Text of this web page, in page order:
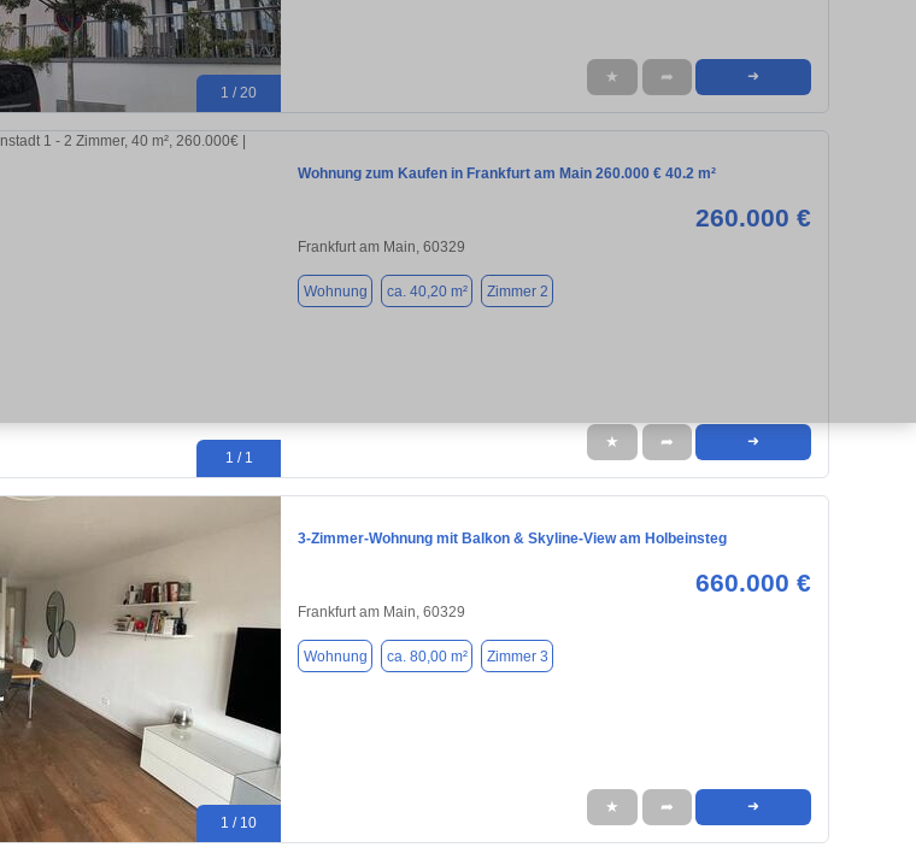
1 / 20
★ ➦ ➜
1 / 1
Wohnung zum Kaufen in Frankfurt am Main 260.000 € 40.2 m²
260.000 €
Frankfurt am Main, 60329
Wohnung ca. 40,20 m² Zimmer 2
★ ➦ ➜
1 / 10
3-Zimmer-Wohnung mit Balkon & Skyline-View am Holbeinsteg
660.000 €
Frankfurt am Main, 60329
Wohnung ca. 80,00 m² Zimmer 3
★ ➦ ➜